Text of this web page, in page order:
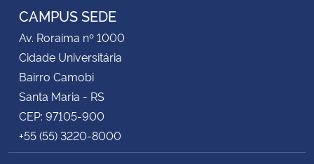
CAMPUS SEDE
Av. Roraima nº 1000
Cidade Universitária
Bairro Camobi
Santa Maria - RS
CEP: 97105-900
+55 (55) 3220-8000